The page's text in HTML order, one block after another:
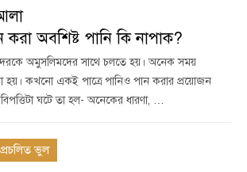
অবশিষ্ট পানি কি নাপাক?
অমুসলিমদের সাথে চলতে হয়। অনেক সময়
হয়। কখনো একই পাত্রে পানিও পান করার প্রয়োজন
ঘটে তা হল- অনেকের ধারণা, …
প্রচলিত ভুল